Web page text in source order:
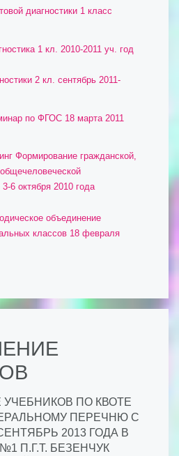
диагностики 1 класс
1 кл. 2010-2011 уч. год
2 кл. сентябрь 2011-
по ФГОС 18 марта 2011
Формирование гражданской,
6 октября 2010 года
объединение
классов 18 февраля
ПО КВОТЕ
ПЕРЕЧНЮ С
2013 ГОДА В
П.Г.Т. БЕЗЕНЧУК